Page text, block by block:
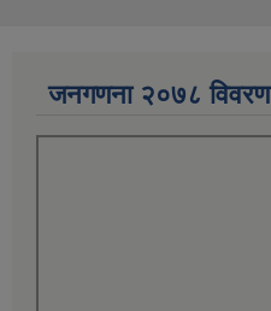
जनगणना २०७८ विवरण